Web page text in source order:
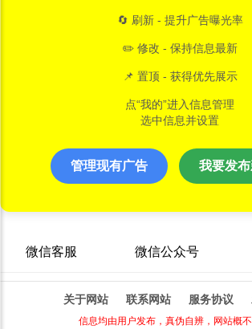
🔄 刷新 - 提升广告曝光率
✏️ 修改 - 保持信息最新
📌 置顶 - 获得优先展示
点“我的”进入信息管理
选中信息并设置
管理现有广告 我要发
微信客服 微信公众号
关于网站 联系网站 服务协议
信息均由用户发布，真伪自辨，网站概不